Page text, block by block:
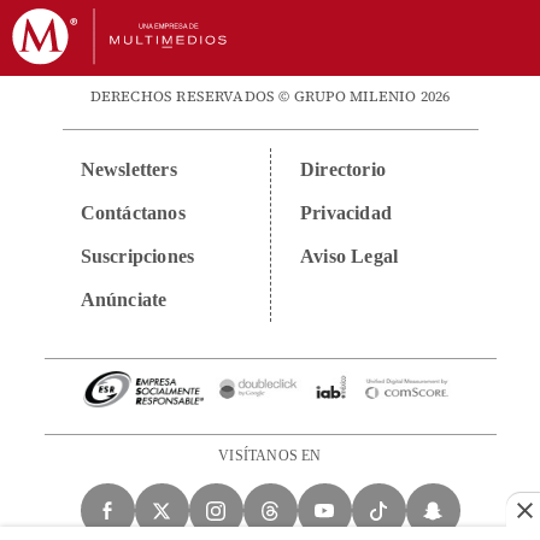
DERECHOS RESERVADOS © GRUPO MILENIO 2026
Newsletters
Contáctanos
Suscripciones
Anúnciate
Directorio
Privacidad
Aviso Legal
VISÍTANOS EN